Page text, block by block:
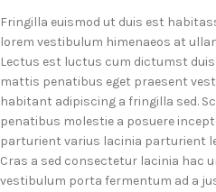
Fringilla euismod ut duis est
lorem vestibulum himenaeos at
Lectus est luctus cum dictumst
mattis penatibus eget praesent
habitant adipiscing a fringilla sed.
penatibus molestie a posuere
parturient varius lacinia parturient
Cras a sed consectetur lacinia hac
vestibulum porta fermentum ad a